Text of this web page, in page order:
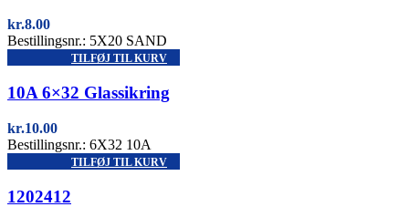
kr.8.00
Bestillingsnr.: 5X20 SAND
TILFØJ TIL KURV
10A 6×32 Glassikring
kr.10.00
Bestillingsnr.: 6X32 10A
TILFØJ TIL KURV
1202412